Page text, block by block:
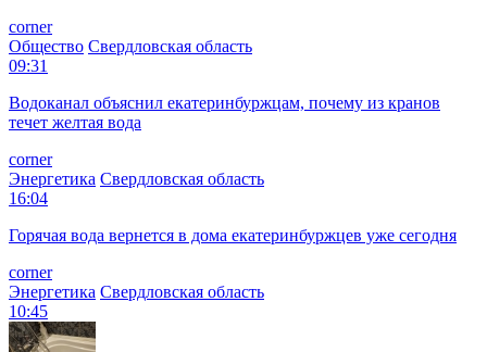
corner
Общество Свердловская область
09:31
Водоканал объяснил екатеринбуржцам, почему из кранов
течет желтая вода
corner
Энергетика Свердловская область
16:04
Горячая вода вернется в дома екатеринбуржцев уже сегодня
corner
Энергетика Свердловская область
10:45